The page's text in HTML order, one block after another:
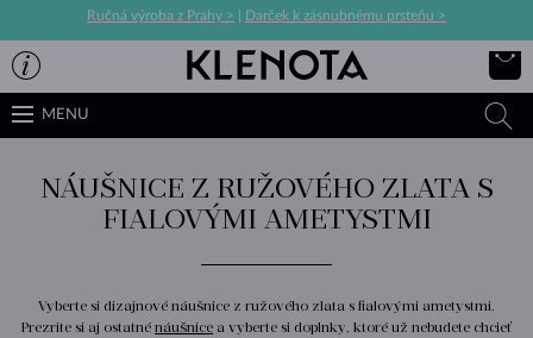
Ručná výroba z Prahy > Darček k zásnubnému prsteňu >
MENU
NÁUŠNICE Z RUŽOVÉHO ZLATA S
FIALOVÝMI AMETYSTMI
Vyberte si dizajnové náušnice z ružového zlata s fialovými ametystmi.
Prezrite si aj ostatné náušnice a vyberte si doplnky, ktoré už nebudete chcieť